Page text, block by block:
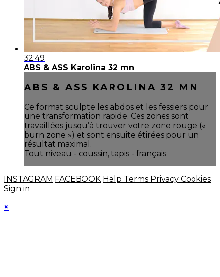
32:49
ABS & ASS Karolina 32 mn
ABS & ASS KAROLINA 32 MN
Ce format sculpte les abdos et les fessiers pour
une transformation rapide. Ces zones sont
travaillées jusqu’à trouver votre zone rouge («
burn zone ») et sont ensuite étirées pour un
résultat maximal.
Tout niveau - coussin, tapis - français
INSTAGRAM FACEBOOK Help Terms Privacy Cookies
Sign in
×